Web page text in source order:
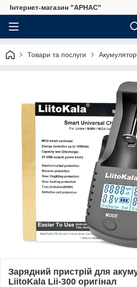
Інтернет-магазин "АРНАС"
Товари та послуги
Зарядний пристрій для
LiitoKala Lii-300 оригінал